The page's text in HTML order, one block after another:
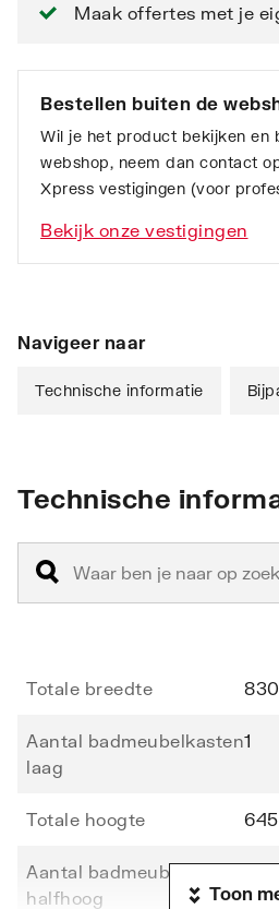
Maak offertes met je
Bestellen buiten de
Wil je het product bekijken en
webshop, neem dan contact
Xpress vestigingen (voor
Bekijk onze vestigingen
Navigeer naar
Technische informatie
Technische
Totale breedte 830
Aantal badmeubelkasten
laag
1
Totale hoogte 645
Aantal badmeubelkasten
halfhoog
0
Toon